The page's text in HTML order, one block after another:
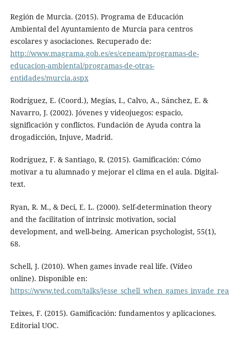
Región de Murcia. (2015). Programa de Educación
Ambiental del Ayuntamiento de Murcia para centros
escolares y asociaciones. Recuperado de:
http://www.magrama.gob.es/es/ceneam/programas-de-
educacion-ambiental/programas-de-otras-
entidades/murcia.aspx
Rodríguez, E. (Coord.), Megías, I., Calvo, A., Sánchez, E. &
Navarro, J. (2002). Jóvenes y videojuegos: espacio,
significación y conflictos. Fundación de Ayuda contra la
drogadicción, Injuve, Madrid.
Rodríguez, F. & Santiago, R. (2015). Gamificación: Cómo
motivar a tu alumnado y mejorar el clima en el aula. Digital-
text.
Ryan, R. M., & Deci, E. L. (2000). Self-determination theory
and the facilitation of intrinsic motivation, social
development, and well-being. American psychologist, 55(1),
68.
Schell, J. (2010). When games invade real life. (Vídeo
online). Disponible en:
https://www.ted.com/talks/
Teixes, F. (2015). Gamificación: fundamentos y aplicaciones.
Editorial UOC.